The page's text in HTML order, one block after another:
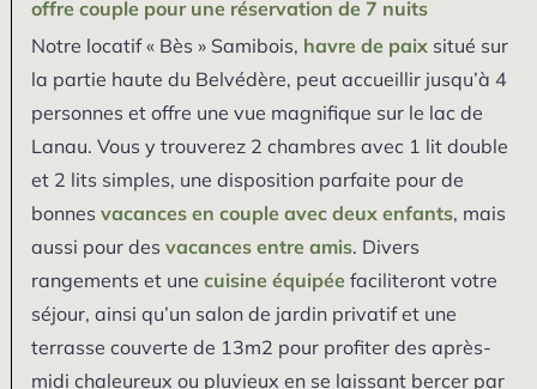
offre couple pour une réservation de 7 nuits
Notre locatif « Bès » Samibois, havre de paixsitué sur
la partie haute du Belvédère, peut accueillir jusqu’à 4
personnes et offre une vue magnifique sur le lac de
Lanau. Vous y trouverez 2 chambres avec 1 lit double
et 2 lits simples, une disposition parfaite pour de
bonnes vacances en couple avec deux enfants, mais
aussi pour des vacances entre amis. Divers
rangements et une cuisine équipée faciliteront votre
séjour, ainsi qu’un salon de jardin privatif et une
terrasse couverte de 13m2 pour profiter des après-
midi chaleureux ou pluvieux en se laissant bercer par